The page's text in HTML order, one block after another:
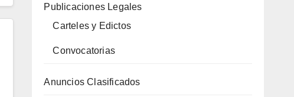
Publicaciones Legales
Carteles y Edictos
Convocatorias
Anuncios Clasificados